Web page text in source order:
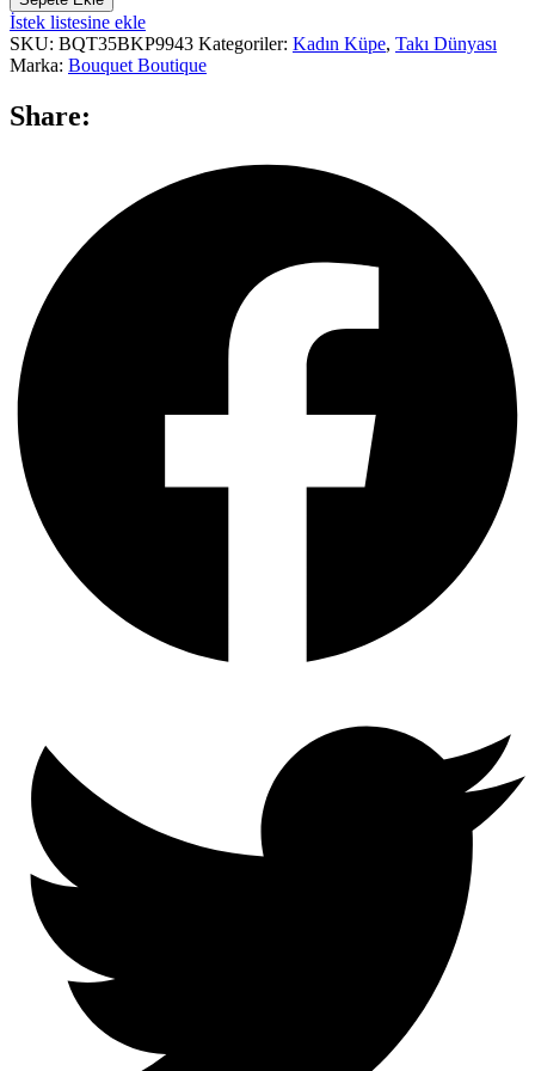
İstek listesine ekle
SKU: BQT35BKP9943 Kategoriler: Kadın Küpe, Takı Dünyası
Marka: Bouquet Boutique
Share: